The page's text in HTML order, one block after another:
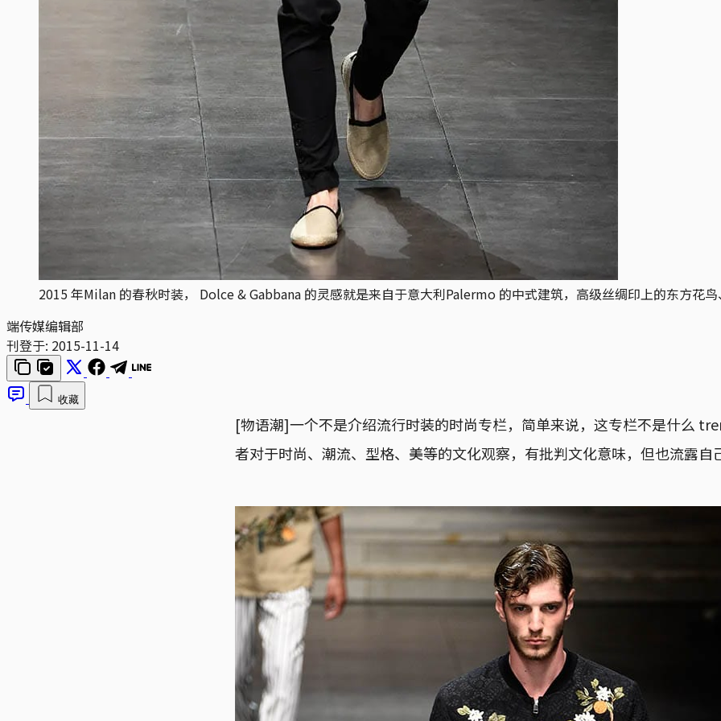
2015 年Milan 的春秋时装， Dolce & Gabbana 的灵感就是来自于意大利Palermo 的中式建筑，高级丝绸印上的东方花鸟
端传媒编辑部
刊登于: 2015-11-14
收藏
[物语潮]一个不是介绍流行时装的时尚专栏，简单来说，这专栏不是什么
者对于时尚、潮流、型格、美等的文化观察，有批判文化意味，但也流露自